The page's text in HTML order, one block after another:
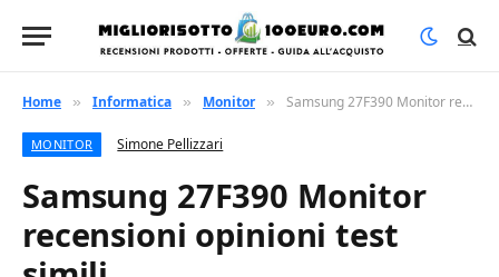
Home » Informatica » Monitor » Samsung 27F390 Monitor recensioni opinioni test simili
MONITOR Simone Pellizzari
Samsung 27F390 Monitor
recensioni opinioni test